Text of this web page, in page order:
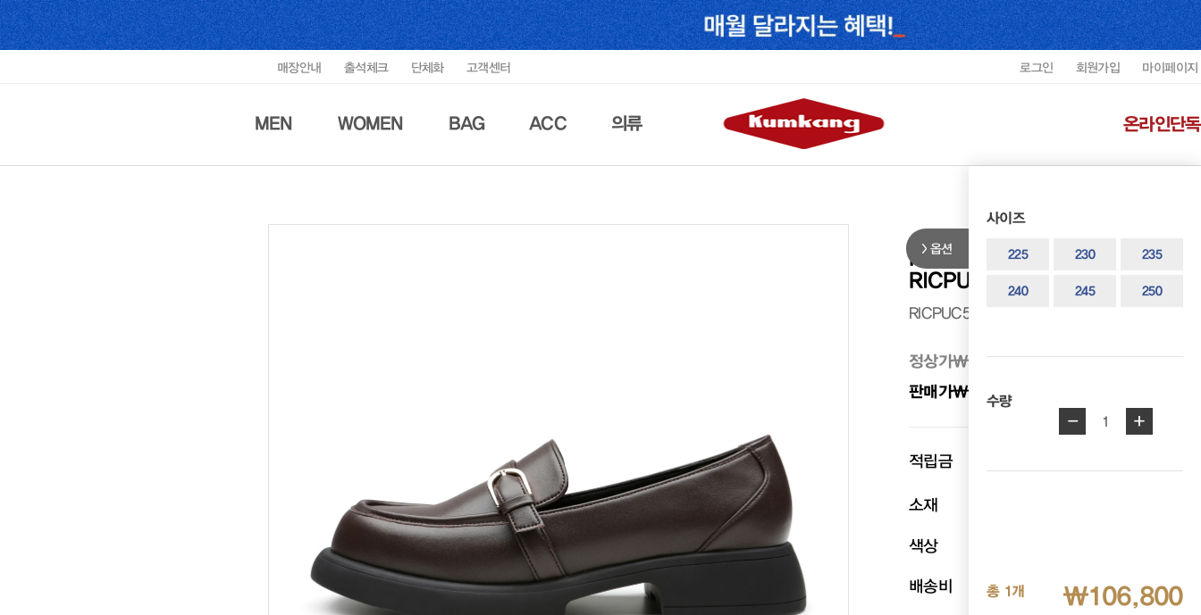
매장안내 출석체크 단체화 고객센터 로그인 회원가입 마이페이지
MEN WOMEN BAG ACC 의류 온라인단독
옵션
사이즈
225 230 235
240 245 250
수량
- 1 +
총 1개 ₩106,800
FAIR LADY 여성 등장식 로퍼
RICPUC5760WFAIK3
RICPUC5760WFAIK3
정상가₩ 178,000
판매가₩ 106,800
적립금
소재
색상
배송비 무료배송